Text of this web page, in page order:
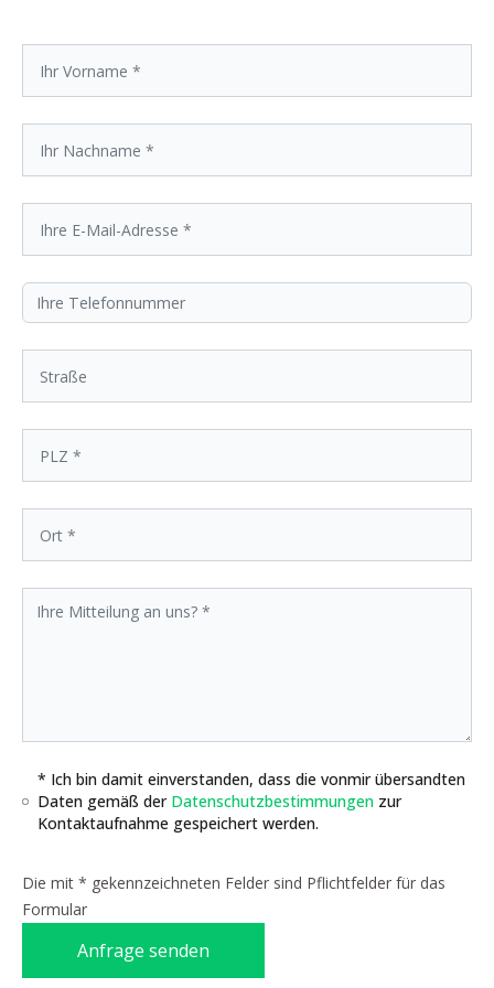
* Ich bin damit einverstanden, dass die vonmir übersandten
Daten gemäß der Datenschutzbestimmungen zur
Kontaktaufnahme gespeichert werden.
Die mit * gekennzeichneten Felder sind Pflichtfelder für das
Formular
Anfrage senden